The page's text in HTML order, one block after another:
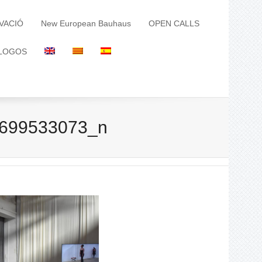
New European Bauhaus OPEN CALLS